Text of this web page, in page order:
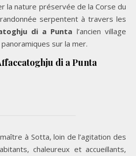
la nature préservée de la Corse du
serpentent à travers les
di a Punta l’ancien village
sur la mer.
di a Punta
à Sotta, loin de l’agitation des
chaleureux et accueillants,